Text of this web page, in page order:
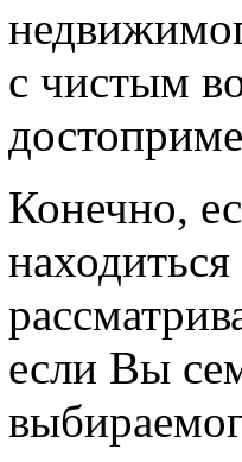
с чистым
Конечно,
если Вы